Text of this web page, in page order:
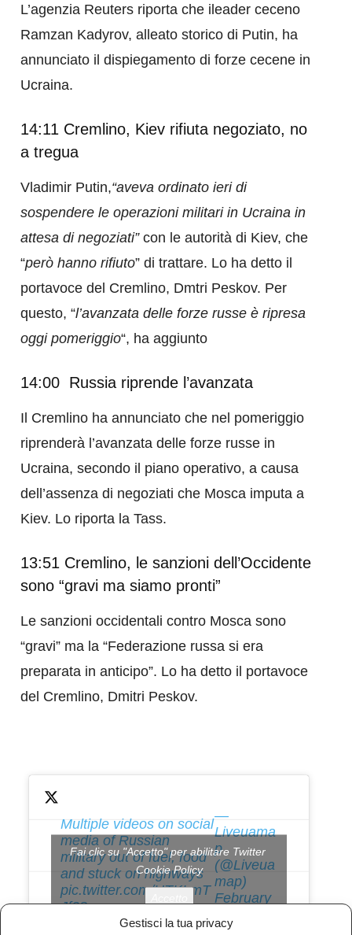
Gestisci la tua privacy
L’agenzia Reuters riporta che ileader ceceno
Ramzan Kadyrov, alleato storico di Putin, ha
annunciato il dispiegamento di forze cecene in
Ucraina.
14:11 Cremlino, Kiev rifiuta negoziato, no
a tregua
Vladimir Putin,“aveva ordinato ieri di
sospendere le operazioni militari in Ucraina in
attesa di negoziati”con le autorità di Kiev, che
“però hanno rifiuto” di trattare. Lo ha detto il
portavoce del Cremlino, Dmtri Peskov. Per
questo, “l’avanzata delle forze russe è ripresa
oggi pomeriggio“, ha aggiunto
14:00 Russia riprende l’avanzata
Il Cremlino ha annunciato che nel pomeriggio
riprenderà l’avanzata delle forze russe in
Ucraina, secondo il piano operativo, a causa
dell’assenza di negoziati che Mosca imputa a
Kiev. Lo riporta la Tass.
13:51 Cremlino, le sanzioni dell’Occidente
sono “gravi ma siamo pronti”
Le sanzioni occidentali contro Mosca sono
“gravi” ma la “Federazione russa si era
preparata in anticipo”. Lo ha detto il portavoce
del Cremlino, Dmitri Peskov.
Multiple videos on social
media of Russian
military out of fuel, food
and stuck on highways
pic.twitter.com/UTKLmT
Jf38
—
Liveuama
p
(@Liveua
map)
February
Fai clic su "Accetto" per abilitare Twitter
Cookie Policy